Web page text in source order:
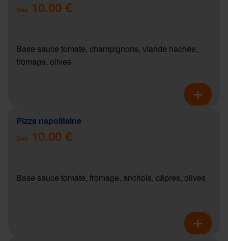
Dès 10.00 €
Base sauce tomate, champignons, viande hachée,
fromage, olives
Pizza napolitaine
Dès 10.00 €
Base sauce tomate, fromage, anchois, câpres, olives